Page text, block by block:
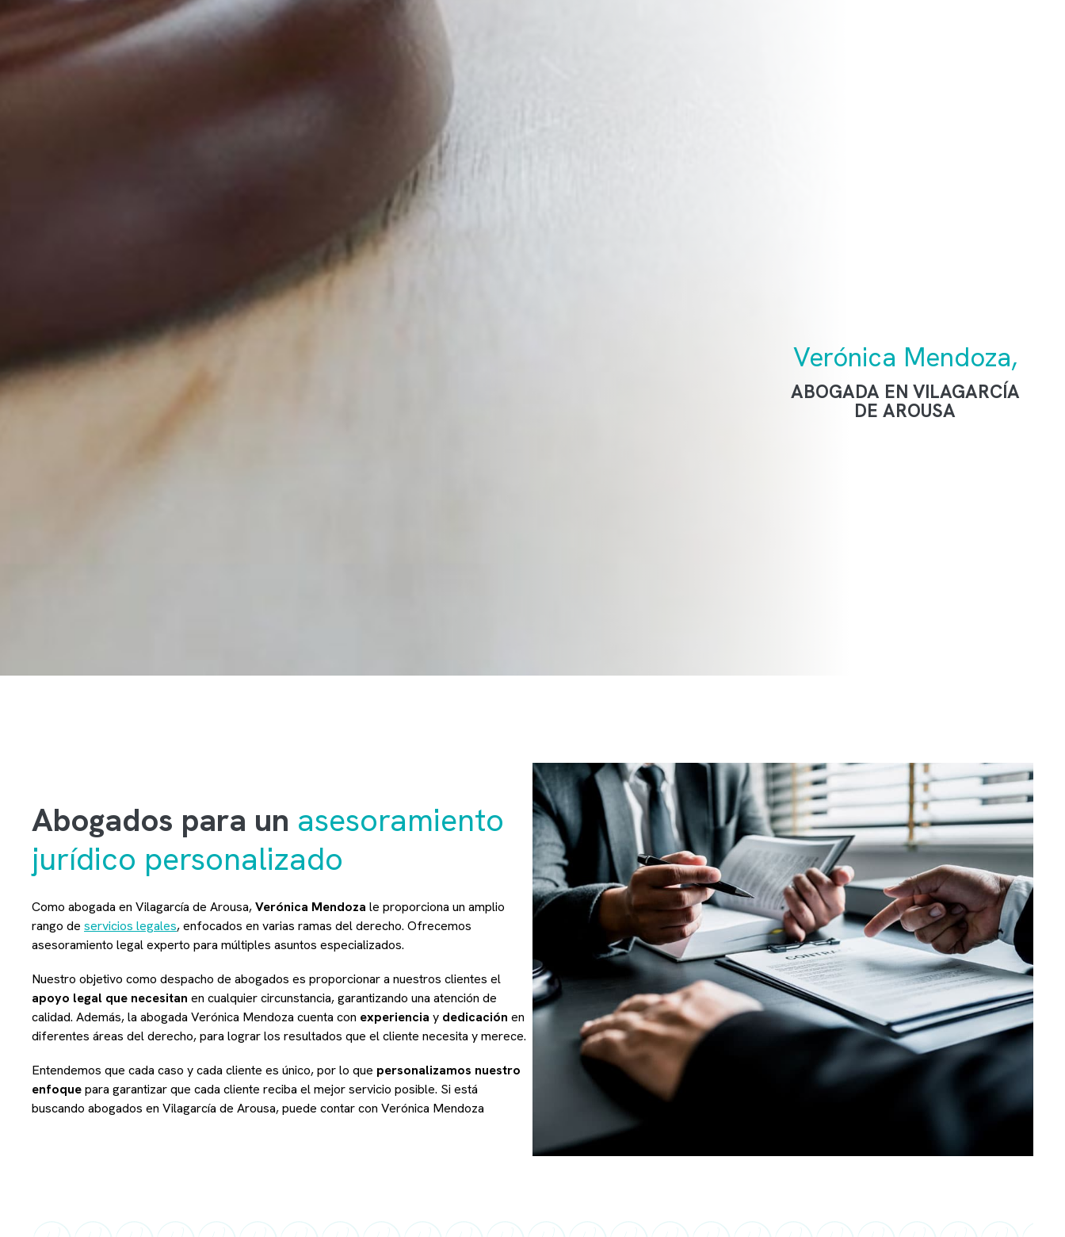
Verónica Mendoza,
ABOGADA EN VILAGARCÍA
DE AROUSA
Abogados para un asesoramiento
jurídico personalizado
Como abogada en Vilagarcía de Arousa,Verónica Mendoza le proporciona un amplio
rango de servicios legales, enfocados en varias ramas del derecho. Ofrecemos
asesoramiento legal experto para múltiples asuntos especializados.
Nuestro objetivo como despacho de abogados es proporcionar a nuestros clientes el
apoyo legal que necesitan en cualquier circunstancia, garantizando una atención de
calidad. Además, la abogada Verónica Mendoza cuenta con experiencia y dedicación en
diferentes áreas del derecho, para lograr los resultados que el cliente necesita y merece.
Entendemos que cada caso y cada cliente es único, por lo que personalizamos nuestro
enfoquepara garantizar que cada cliente reciba el mejor servicio posible. Si está
buscando abogados en Vilagarcía de Arousa, puede contar con Verónica Mendoza